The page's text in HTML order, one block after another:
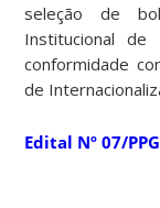
seleção de
Institucional de
conformidade
de
Edital Nº 07/